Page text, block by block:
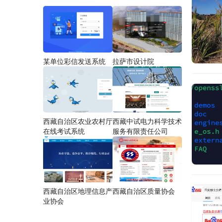
某单位彩信发送系统 拉萨市设计院
西藏自治区农业农村厅
在线考试系统
西藏中试电力科学技术
服务有限责任公司
西藏自治区地理信息产
业协会
西藏自治区质量协会